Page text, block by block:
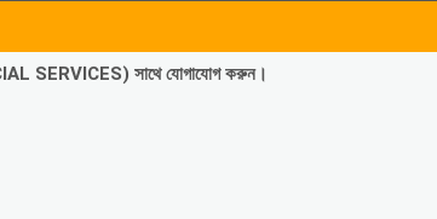
SERVICES) সাথে যোগাযোগ করুন।